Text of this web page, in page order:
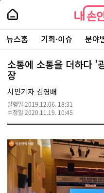
본
로
가
내
손
안
에
서
울
-
서
울
시
대
표
소
통
포
내
손
에
울
주
요
서
뉴스홈 기획·이슈 분야
소통에 소통을 더하다 '
장
시민기자 김영배
발행일 2019.12.06. 18:31
수정일 2020.11.19. 10:45
페
상
단
로